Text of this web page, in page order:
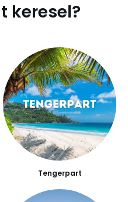
keresel?
Tengerpart